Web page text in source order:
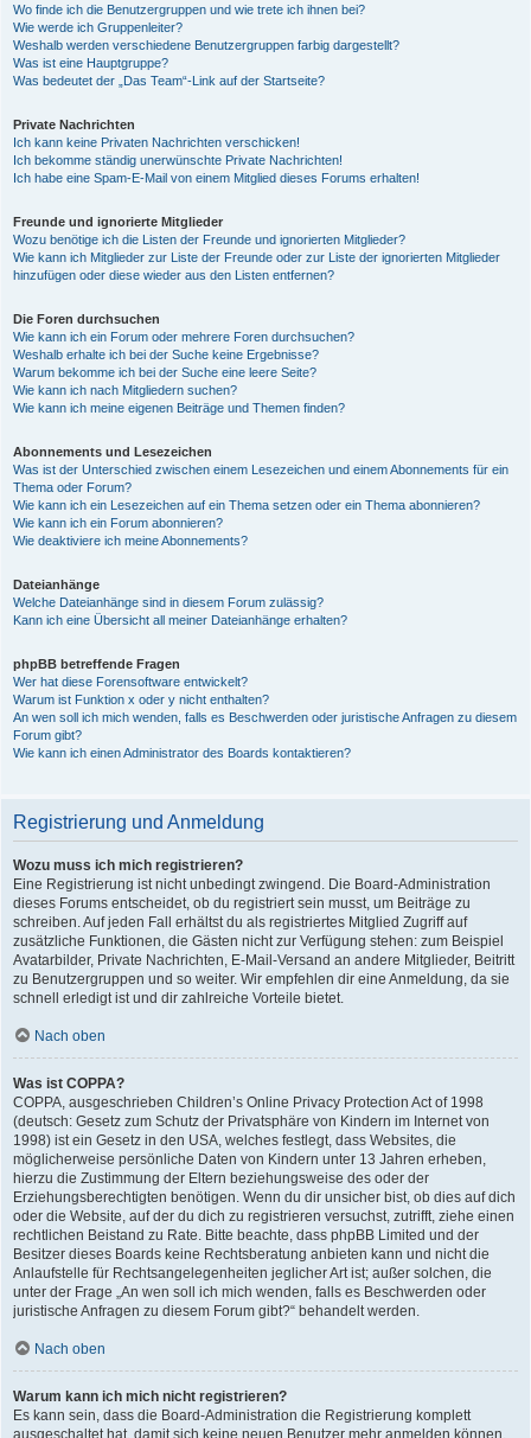
Wo finde ich die Benutzergruppen und wie trete ich ihnen bei?
Wie werde ich Gruppenleiter?
Weshalb werden verschiedene Benutzergruppen farbig dargestellt?
Was ist eine Hauptgruppe?
Was bedeutet der „Das Team“-Link auf der Startseite?
Private Nachrichten
Ich kann keine Privaten Nachrichten verschicken!
Ich bekomme ständig unerwünschte Private Nachrichten!
Ich habe eine Spam-E-Mail von einem Mitglied dieses Forums erhalten!
Freunde und ignorierte Mitglieder
Wozu benötige ich die Listen der Freunde und ignorierten Mitglieder?
Wie kann ich Mitglieder zur Liste der Freunde oder zur Liste der ignorierten Mitglieder
hinzufügen oder diese wieder aus den Listen entfernen?
Die Foren durchsuchen
Wie kann ich ein Forum oder mehrere Foren durchsuchen?
Weshalb erhalte ich bei der Suche keine Ergebnisse?
Warum bekomme ich bei der Suche eine leere Seite?
Wie kann ich nach Mitgliedern suchen?
Wie kann ich meine eigenen Beiträge und Themen finden?
Abonnements und Lesezeichen
Was ist der Unterschied zwischen einem Lesezeichen und einem Abonnements für ein
Thema oder Forum?
Wie kann ich ein Lesezeichen auf ein Thema setzen oder ein Thema abonnieren?
Wie kann ich ein Forum abonnieren?
Wie deaktiviere ich meine Abonnements?
Dateianhänge
Welche Dateianhänge sind in diesem Forum zulässig?
Kann ich eine Übersicht all meiner Dateianhänge erhalten?
phpBB betreffende Fragen
Wer hat diese Forensoftware entwickelt?
Warum ist Funktion x oder y nicht enthalten?
An wen soll ich mich wenden, falls es Beschwerden oder juristische Anfragen zu diesem
Forum gibt?
Wie kann ich einen Administrator des Boards kontaktieren?
Registrierung und Anmeldung
Wozu muss ich mich registrieren?
Eine Registrierung ist nicht unbedingt zwingend. Die Board-Administration
dieses Forums entscheidet, ob du registriert sein musst, um Beiträge zu
schreiben. Auf jeden Fall erhältst du als registriertes Mitglied Zugriff auf
zusätzliche Funktionen, die Gästen nicht zur Verfügung stehen: zum Beispiel
Avatarbilder, Private Nachrichten, E-Mail-Versand an andere Mitglieder, Beitritt
zu Benutzergruppen und so weiter. Wir empfehlen dir eine Anmeldung, da sie
schnell erledigt ist und dir zahlreiche Vorteile bietet.
Nach oben
Was ist COPPA?
COPPA, ausgeschrieben Children’s Online Privacy Protection Act of 1998
(deutsch: Gesetz zum Schutz der Privatsphäre von Kindern im Internet von
1998) ist ein Gesetz in den USA, welches festlegt, dass Websites, die
möglicherweise persönliche Daten von Kindern unter 13 Jahren erheben,
hierzu die Zustimmung der Eltern beziehungsweise des oder der
Erziehungsberechtigten benötigen. Wenn du dir unsicher bist, ob dies auf dich
oder die Website, auf der du dich zu registrieren versuchst, zutrifft, ziehe einen
rechtlichen Beistand zu Rate. Bitte beachte, dass phpBB Limited und der
Besitzer dieses Boards keine Rechtsberatung anbieten kann und nicht die
Anlaufstelle für Rechtsangelegenheiten jeglicher Art ist; außer solchen, die
unter der Frage „An wen soll ich mich wenden, falls es Beschwerden oder
juristische Anfragen zu diesem Forum gibt?“ behandelt werden.
Nach oben
Warum kann ich mich nicht registrieren?
Es kann sein, dass die Board-Administration die Registrierung komplett
ausgeschaltet hat, damit sich keine neuen Benutzer mehr anmelden können.